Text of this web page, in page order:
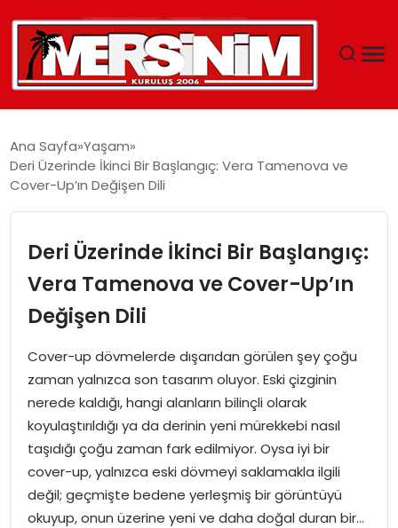
YAŞAM
EĞITIM
SPOR
EKONOMI
MAGAZIN
DÜNYA
Ana Sayfa Yaşam
Deri Üzerinde İkinci Bir Başlangıç: Vera Tamenova ve
Cover-Up’ın Değişen Dili
Deri Üzerinde İkinci Bir Başlangıç:
Vera Tamenova ve Cover-Up’ın
Değişen Dili
Cover-up dövmelerde dışarıdan görülen şey çoğu
zaman yalnızca son tasarım oluyor. Eski çizginin
nerede kaldığı, hangi alanların bilinçli olarak
koyulaştırıldığı ya da derinin yeni mürekkebi nasıl
taşıdığı çoğu zaman fark edilmiyor. Oysa iyi bir
cover-up, yalnızca eski dövmeyi saklamakla ilgili
değil; geçmişte bedene yerleşmiş bir görüntüyü
okuyup, onun üzerine yeni ve daha doğal duran bir…